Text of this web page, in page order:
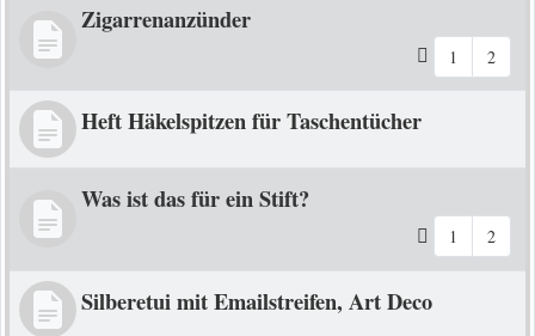
Zigarrenanzünder
1 2
Heft Häkelspitzen für Taschentücher
Was ist das für ein Stift?
1 2
Silberetui mit Emailstreifen, Art Deco